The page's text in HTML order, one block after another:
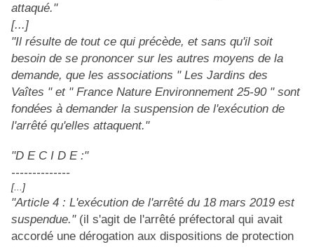
attaqué."
[...]
"Il résulte de tout ce qui précède, et sans qu'il soit
besoin de se prononcer sur les autres moyens de la
demande, que les associations " Les Jardins des
Vaîtes " et " France Nature Environnement 25-90 " sont
fondées à demander la suspension de l'exécution de
l'arrêté qu'elles attaquent."
"D E C I D E :"
--------------
[...]
"Article 4 : L'exécution de l'arrêté du 18 mars 2019 est
suspendue." (il s'agit de l'arrêté préfectoral qui avait
accordé une dérogation aux dispositions de protection